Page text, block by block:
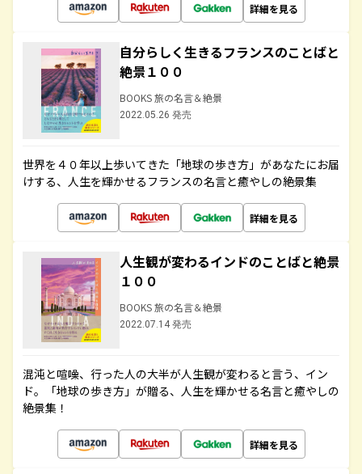
詳細を見る
自分らしく生きるフランスのことばと
絶景１００
BOOKS 旅の名言＆絶景
2022.05.26 発売
世界を４０年以上歩いてきた「地球の歩き方」があなたにお届
けする、人生を輝かせるフランスの名言と癒やしの絶景集
詳細を見る
人生観が変わるインドのことばと絶景
１００
BOOKS 旅の名言＆絶景
2022.07.14 発売
混沌と喧噪、行った人の大半が人生観が変わると言う、イン
ド。「地球の歩き方」が贈る、人生を輝かせる名言と癒やしの
絶景集！
詳細を見る